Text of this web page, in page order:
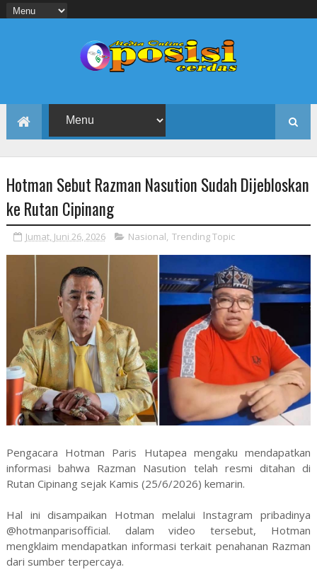
Hotman Sebut Razman Nasution Sudah Dijebloskan
ke Rutan Cipinang
Jumat, Juni 26, 2026 Nasional, Trending Topic
Pengacara Hotman Paris Hutapea mengaku mendapatkan
informasi bahwa Razman Nasution telah resmi ditahan di
Rutan Cipinang sejak Kamis (25/6/2026) kemarin.
Hal ini disampaikan Hotman melalui Instagram pribadinya
@hotmanparisofficial. dalam video tersebut, Hotman
mengklaim mendapatkan informasi terkait penahanan Razman
dari sumber terpercaya.